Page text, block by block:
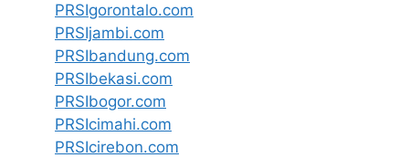
PRSIgorontalo.com
PRSIjambi.com
PRSIbandung.com
PRSIbekasi.com
PRSIbogor.com
PRSIcimahi.com
PRSIcirebon.com